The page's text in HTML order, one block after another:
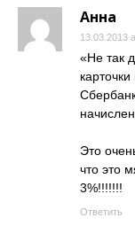
Анна
13.03.2013
«Не так
Это
что это
3%!!!!!!!
Ответить